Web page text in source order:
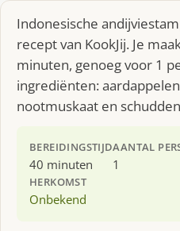
Indonesische
recept van KookJij. Je
minuten, genoeg voor 1
ingrediënten:
nootmuskaat en
BEREIDINGSTIJD
40 minuten
AANTAL
1
HERKOMST
Onbekend